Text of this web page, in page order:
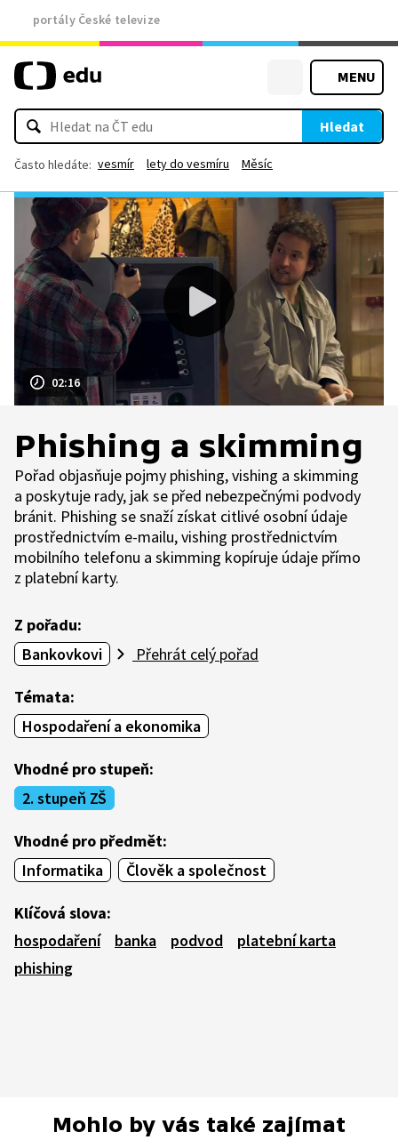
portály České televize
MENU
Hledat
Často hledáte: vesmír lety do vesmíru Měsíc
02:16
Phishing a skimming
Pořad objasňuje pojmy phishing, vishing a skimming
a poskytuje rady, jak se před nebezpečnými podvody
bránit. Phishing se snaží získat citlivé osobní údaje
prostřednictvím e-mailu, vishing prostřednictvím
mobilního telefonu a skimming kopíruje údaje přímo
z platební karty.
Z pořadu:
Bankovkovi
Přehrát celý pořad
Témata:
Hospodaření a ekonomika
Vhodné pro stupeň:
2. stupeň ZŠ
Vhodné pro předmět:
Informatika
Člověk a společnost
Klíčová slova:
hospodaření
banka podvod
platební karta
phishing
Mohlo by vás také zajímat